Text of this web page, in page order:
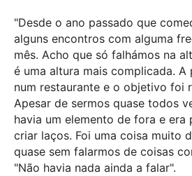
"Desde o ano passado que
alguns encontros com alguma
mês. Acho que só falhámos na
é uma altura mais complicada.
num restaurante e o objetivo foi
Apesar de sermos quase todos
havia um elemento de fora e era
criar laços. Foi uma coisa muito
quase sem falarmos de coisas
"Não havia nada ainda a falar".